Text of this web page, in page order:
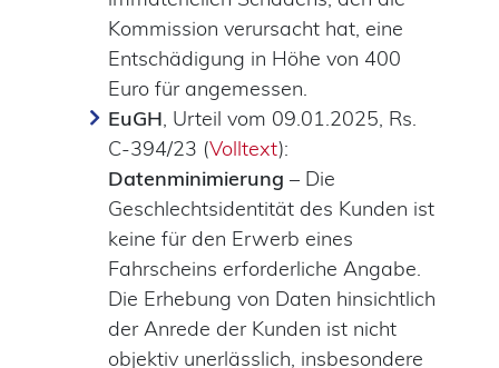
Kommission verursacht hat, eine
Entschädigung in Höhe von 400
Euro für angemessen.
EuGH, Urteil vom 09.01.2025, Rs.
C-394/23 (Volltext):
Datenminimierung – Die
Geschlechtsidentität des Kunden ist
keine für den Erwerb eines
Fahrscheins erforderliche Angabe.
Die Erhebung von Daten hinsichtlich
der Anrede der Kunden ist nicht
objektiv unerlässlich, insbesondere